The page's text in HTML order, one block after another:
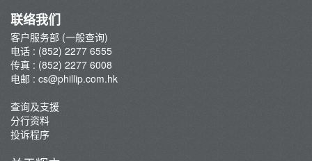
一般事项
外汇
期货
新股认购
其他
基金
联络我们
客户服务部 (一般查询)
电话 : (852) 2277 6555
传真 : (852) 2277 6008
电邮 : cs@phillip.com.hk
查询及支援
分行资料
投诉程序